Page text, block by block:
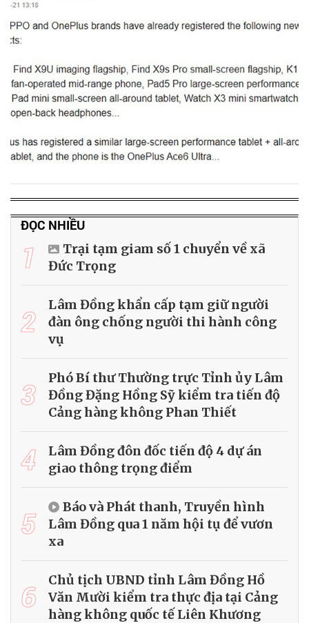
ĐỌC NHIỀU
1
Trại tạm giam số 1 chuyển về xã
Đức Trọng
2
Lâm Đồng khẩn cấp tạm giữ người
đàn ông chống người thi hành công
vụ
3
Phó Bí thư Thường trực Tỉnh ủy Lâm
Đồng Đặng Hồng Sỹ kiểm tra tiến độ
Cảng hàng không Phan Thiết
4
Lâm Đồng đôn đốc tiến độ 4 dự án
giao thông trọng điểm
5
Báo và Phát thanh, Truyền hình
Lâm Đồng qua 1 năm hội tụ để vươn
xa
6
Chủ tịch UBND tỉnh Lâm Đồng Hồ
Văn Mười kiểm tra thực địa tại Cảng
hàng không quốc tế Liên Khương